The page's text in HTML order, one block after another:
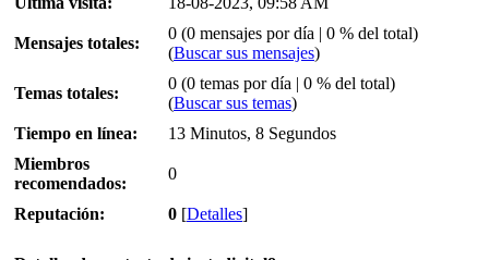
Mensajes totales:
0 (0 mensajes por día | 0 % del total)
(Buscar sus mensajes)
Temas totales:
0 (0 temas por día | 0 % del total)
(Buscar sus temas)
Tiempo en línea:
13 Minutos, 8 Segundos
Miembros
recomendados:
0
Reputación: 0 [Detalles]